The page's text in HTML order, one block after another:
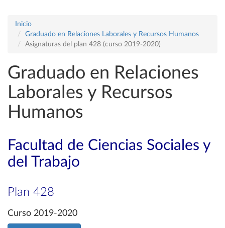
Inicio
Graduado en Relaciones Laborales y Recursos Humanos
Asignaturas del plan 428 (curso 2019-2020)
Graduado en Relaciones
Laborales y Recursos
Humanos
Facultad de Ciencias Sociales y
del Trabajo
Plan 428
Curso 2019-2020